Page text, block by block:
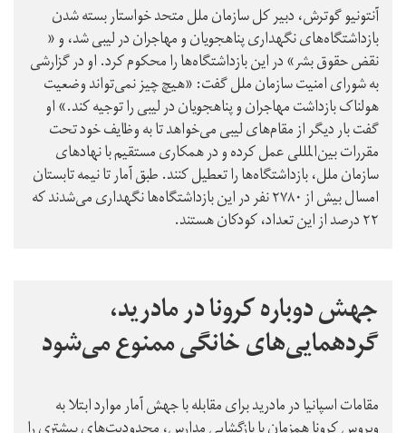
آنتونیو گوترش، دبیر کل سازمان ملل متحد خواستار بسته شدن
بازداشتگاه‌های نگهداری پناهجویان و مهاجران در لیبی شد، و «
نقض حقوق بشر» در این بازداشتگاه‌ها را محکوم کرد. او در گزارشی
به شورای امنیت سازمان ملل گفت:‌ «هیچ چیز نمی‌تواند وضعیت
هولناک بازداشت مهاجران و پناهجویان در لیبی را توجیه کند.» او
گفت بار دیگر از مقام‌های لیبی می‌خواهد تا به وظایف خود تحت
مقررات بین‌المللی عمل کرده و در همکاری مستقیم با نهادهای
سازمان ملل، بازداشتگاه‌ها را تعطیل کنند. طبق آمار تا نیمه تابستان
امسال بیش از ۲۷۸۰ نفر در این بازداشتگاه‌ها نگهداری می‌شدند که
۲۲ درصد از این تعداد، کودکان هستند.
جهش دوباره کرونا در مادرید،
گردهمایی‌های خانگی ممنوع می‌شود
مقامات اسپانیا در مادرید برای مقابله با جهش آمار موارد ابتلا به